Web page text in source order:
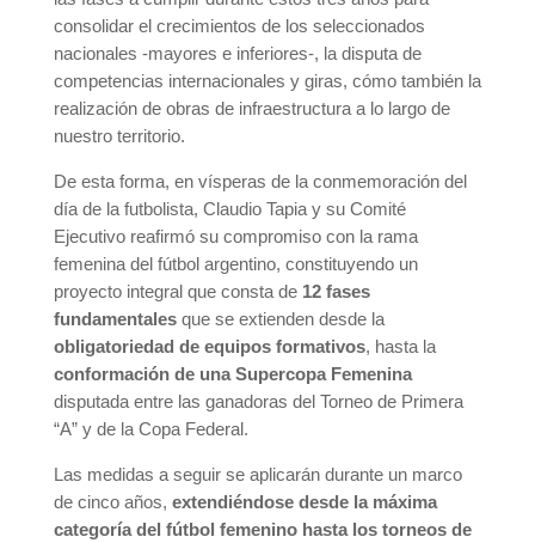
consolidar el crecimientos de los seleccionados
nacionales -mayores e inferiores-, la disputa de
competencias internacionales y giras, cómo también la
realización de obras de infraestructura a lo largo de
nuestro territorio.
De esta forma, en vísperas de la conmemoración del
día de la futbolista, Claudio Tapia y su Comité
Ejecutivo reafirmó su compromiso con la rama
femenina del fútbol argentino, constituyendo un
proyecto integral que consta de 12 fases
fundamentalesque se extienden desde la
obligatoriedad de equipos formativos, hasta la
conformación de una Supercopa Femenina
disputada entre las ganadoras del Torneo de Primera
“A” y de la Copa Federal.
Las medidas a seguir se aplicarán durante un marco
de cinco años, extendiéndose desde la máxima
categoría del fútbol femenino hasta los torneos de